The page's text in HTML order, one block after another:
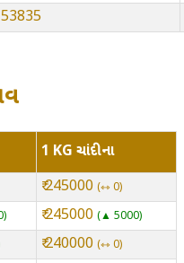
1 KG ચાંદીના
₹ 245000 ⇿ 0
₹ 245000 ▲ 5000
₹ 240000 ⇿ 0